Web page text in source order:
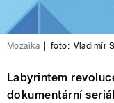
Mozaika foto: Vladimír
Labyrintem
dokumentární